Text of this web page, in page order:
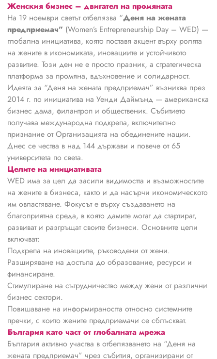
Женския бизнес – двигател на промяната
На 19 ноември светът отбелязва “Деня на жената
предприемач” (Women’s Entrepreneurship Day – WED) —
глобална инициатива, която поставя акцент върху ролята
на жените в икономиката, иновациите и устойчивото
развитие. Този ден не е просто празник, а стратегическа
платформа за промяна, вдъхновение и солидарност.
Идеята за “Деня на жената предприемач” възниква през
2014 г. по инициатива на Уенди Даймънд — американска
бизнес дама, филантроп и общественик. Събитието
получава международна подкрепа, включително
признание от Организацията на обединените нации.
Днес се чества в над 144 държави и повече от 65
университета по света.
Целите на инициативата
WED има за цел да засили видимостта и възможностите
на жените в бизнеса, както и да насърчи икономическото
им овластяване. Фокусът е върху създаването на
благоприятна среда, в която дамите могат да стартират,
развиват и разгръщат своите бизнеси. Основните цели
включват:
Подкрепа на иновациите, ръководени от жени.
Разширяване на достъпа до образование, ресурси и
финансиране.
Стимулиране на сътрудничество между жени от различни
бизнес сектори.
Повишаване на информираността относно системните
пречки, с които жените предприемачи се сблъскват.
България като част от глобалната мрежа
България активно участва в отбелязването на “Деня на
жената предприемач” чрез събития, организирани от